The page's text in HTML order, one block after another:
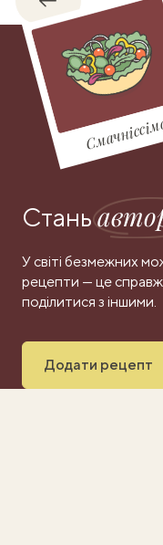
Назад
Стань
У світі безмежних
рецепти — це
поділитися з іншими.
Додати рецепт